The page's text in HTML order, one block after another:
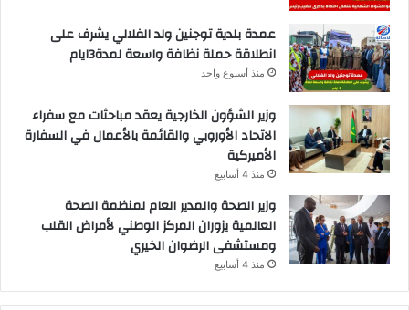
عمدة بلدية توجنين ولد الفلالي يشرف على
انطلاقة حملة نظافة واسعة لمدة3ايام
منذ أسبوع واحد
وزير الشؤون الخارجية يعقد مباحثات مع سفراء
الاتحاد الأوروبي والقائمة بالأعمال في السفارة
الأميركية
منذ 4 أسابيع
وزير الصحة والمدير العام لمنظمة الصحة
العالمية يزوران المركز الوطني لأمراض القلب
ومستشفى الرضوان الخيري
منذ 4 أسابيع